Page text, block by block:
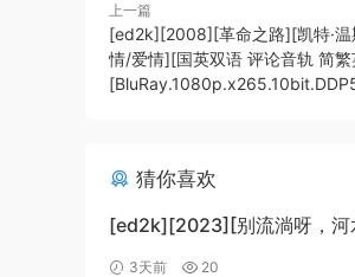
上一篇
[ed2k][2008][革命之路][凯特·温
情/爱情][国英双语 评论音轨 简
猜你喜欢
[ed2k][2023][别流淌呀，
剧/科幻][中文字幕][MKV/
3天前 20